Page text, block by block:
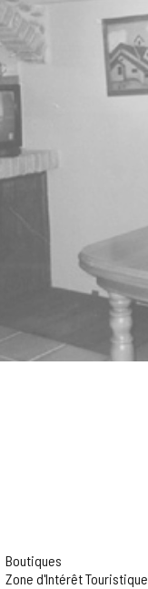
Boutiques
Zone d'Intérêt Touristique